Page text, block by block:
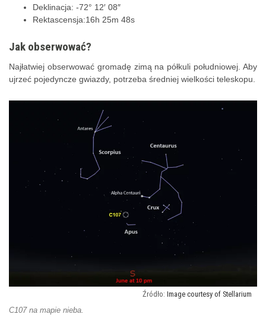
Deklinacja: -72° 12′ 08″
Rektascensja:16h 25m 48s
Jak obserwować?
Najłatwiej obserwować gromadę zimą na półkuli południowej. Aby
ujrzeć pojedyncze gwiazdy, potrzeba średniej wielkości teleskopu.
Image courtesy of Stellarium
C107 na mapie nieba.